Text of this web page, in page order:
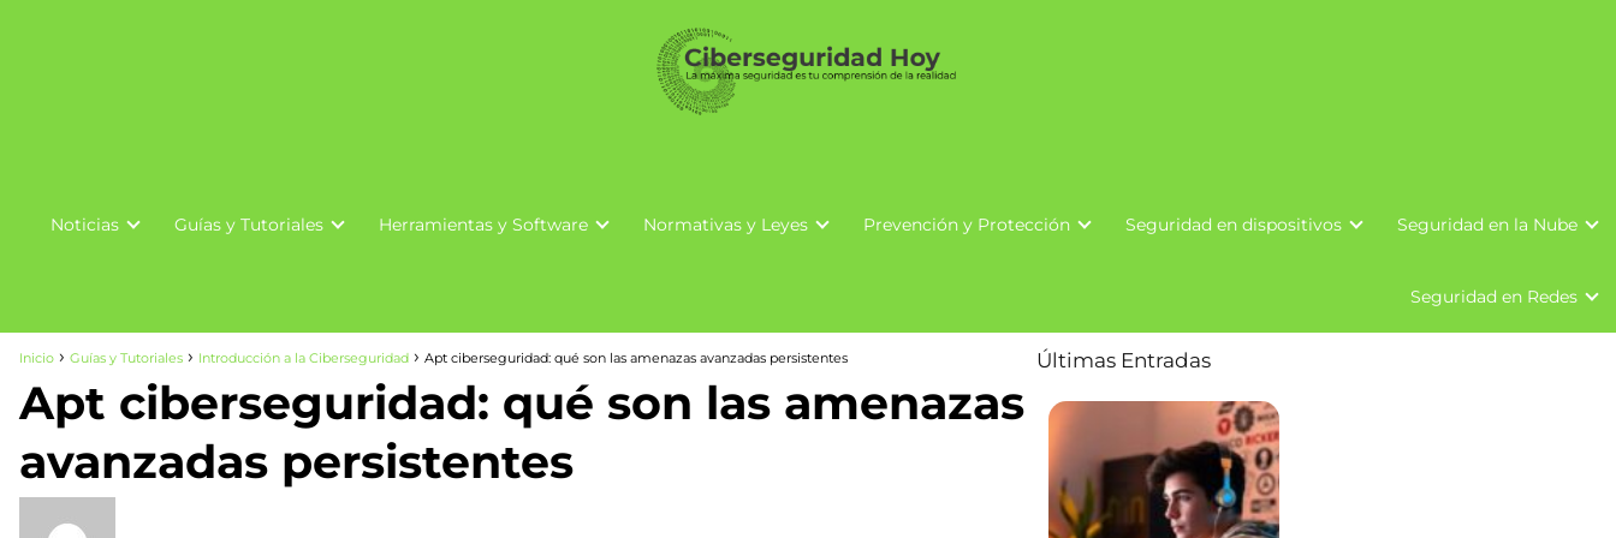
Noticias Guías y Tutoriales Herramientas y Software Normativas y Leyes Prevención y Protección Seguridad en dispositivos Seguridad en la Nube
Seguridad en Redes
Inicio Guías y Tutoriales Introducción a la Ciberseguridad Apt ciberseguridad: qué son las amenazas avanzadas persistentes
Apt ciberseguridad: qué son las amenazas
avanzadas persistentes
Últimas Entradas